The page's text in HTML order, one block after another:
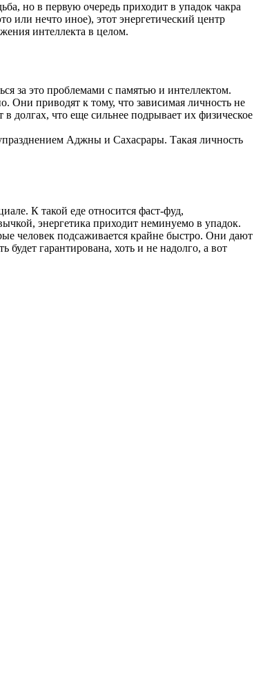
но в первую очередь приходит в упадок чакра
или нечто иное), этот энергетический центр
интеллекта в целом.
за это проблемами с памятью и интеллектом.
Они приводят к тому, что зависимая личность не
долгах, что еще сильнее подрывает их физическое
Аджны и Сахасрары. Такая личность
К такой еде относится фаст-фуд,
энергетика приходит неминуемо в упадок.
человек подсаживается крайне быстро. Они дают
будет гарантирована, хоть и не надолго, а вот